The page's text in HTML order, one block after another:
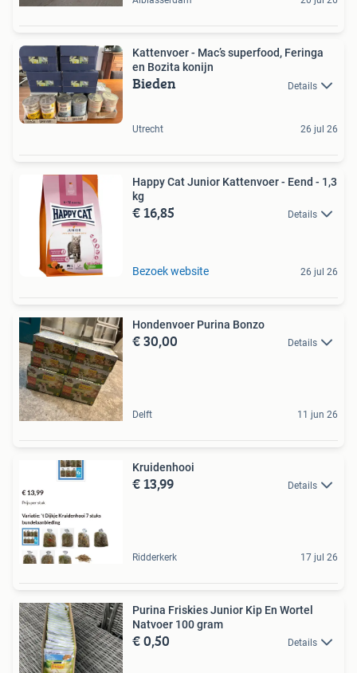
Kattenvoer - Mac’s superfood, Feringa
en Bozita konijn
Bieden Details
Utrecht 26 jul 26
Happy Cat Junior Kattenvoer - Eend - 1,3
kg
€ 16,85 Details
Bezoek website 26 jul 26
Hondenvoer Purina Bonzo
€ 30,00 Details
Delft 11 jun 26
Kruidenhooi
€ 13,99 Details
Ridderkerk 17 jul 26
Purina Friskies Junior Kip En Wortel
Natvoer 100 gram
€ 0,50 Details